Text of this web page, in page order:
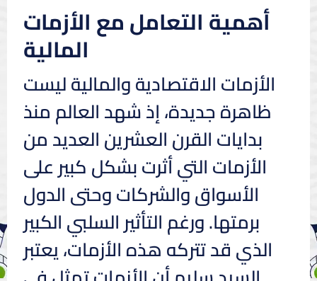
أهمية التعامل مع الأزمات
المالية
الأزمات الاقتصادية والمالية ليست
ظاهرة جديدة، إذ شهد العالم منذ
بدايات القرن العشرين العديد من
الأزمات التي أثرت بشكل كبير على
الأسواق والشركات وحتى الدول
برمتها. ورغم التأثير السلبي الكبير
الذي قد تتركه هذه الأزمات، يعتبر